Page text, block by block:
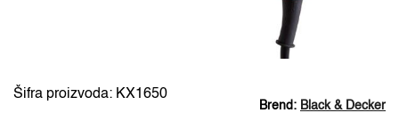
Brend: Black & Decker
Šifra proizvoda: KX1650